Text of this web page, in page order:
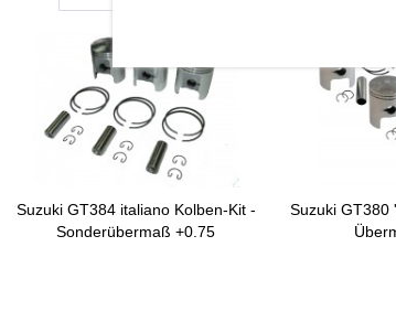
Suzuki GT384 italiano Kolben-Kit -
Sonderübermaß +0.75
Suzuki GT380